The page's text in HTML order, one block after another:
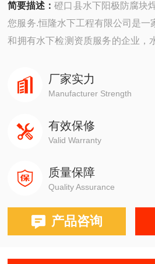
简要描述：磴口县水下阳极防腐块
您服务.恒隆水下工程有限公司是一
和拥有水下检测资质服务的企业，
人员资格证书、水下焊工资格证书
富，善于接受新观念，不断挑战新
厂家实力
Manufacturer Strength
有效保修
Valid Warranty
质量保障
Quality Assurance
产品咨询